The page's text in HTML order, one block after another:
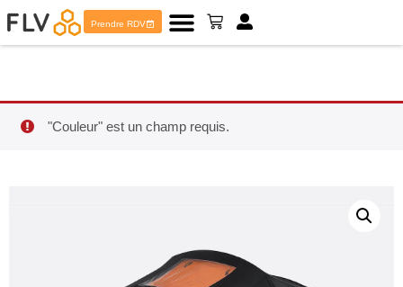
Prendre RDV
"Couleur" est un champ requis.